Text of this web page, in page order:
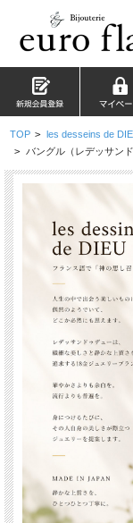
TOP > les desseins de
> バングル（レデッサンド